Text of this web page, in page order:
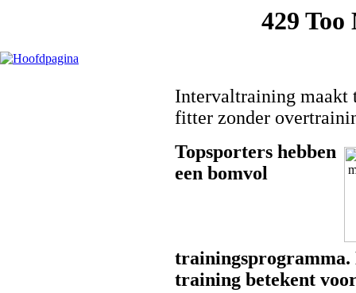
Intervaltraining maakt
fitter zonder
Topsporters hebben
een bomvol
trainingsprogramma.
training betekent